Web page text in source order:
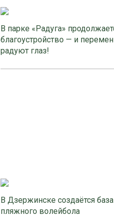
В парке «Радуга»
благоустройство — и
радуют глаз!
В Дзержинске создаётся
пляжного волейбола